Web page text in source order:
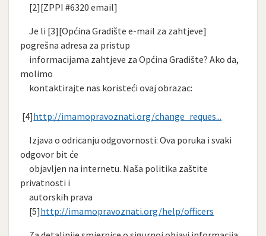
[2][ZPPI #6320 email]
Je li [3][Općina Gradište e-mail za zahtjeve]
pogrešna adresa za pristup
informacijama zahtjeve za Općina Gradište? Ako da,
molimo
kontaktirajte nas koristeći ovaj obrazac:
[4]http://imamopravoznati.org/change_reques...
Izjava o odricanju odgovornosti: Ova poruka i svaki
odgovor bit će
objavljen na internetu. Naša politika zaštite
privatnosti i
autorskih prava
[5]http://imamopravoznati.org/help/officers